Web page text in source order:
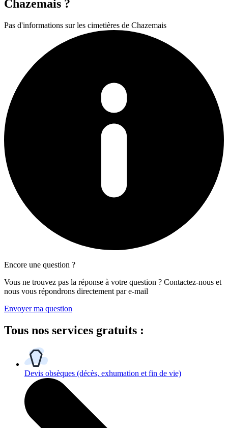
Chazemais ?
Pas d'informations sur les cimetières de Chazemais
Encore une question ?
Vous ne trouvez pas la réponse à votre question ? Contactez-nous et
nous vous répondrons directement par e-mail
Envoyer ma question
Tous nos services gratuits :
Devis obsèques (décès, exhumation et fin de vie)